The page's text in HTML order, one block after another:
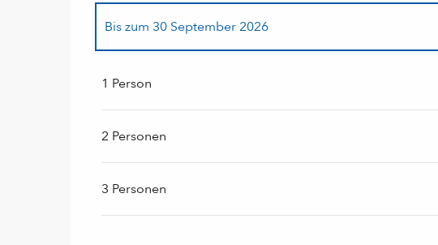
Bis zum 30 September 2026
1 Person
2 Personen
3 Personen